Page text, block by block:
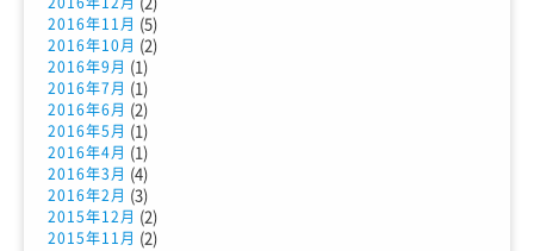
2016年11月 (5)
2016年10月 (2)
2016年9月 (1)
2016年7月 (1)
2016年6月 (2)
2016年5月 (1)
2016年4月 (1)
2016年3月 (4)
2016年2月 (3)
2015年12月 (2)
2015年11月 (2)